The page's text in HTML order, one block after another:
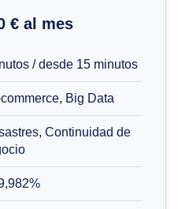
€ al mes
/ desde 15 minutos
Big Data
Continuidad de